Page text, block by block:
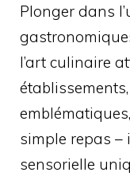
Plonger dans
l’art culinaire
simple repas –
sensorielle